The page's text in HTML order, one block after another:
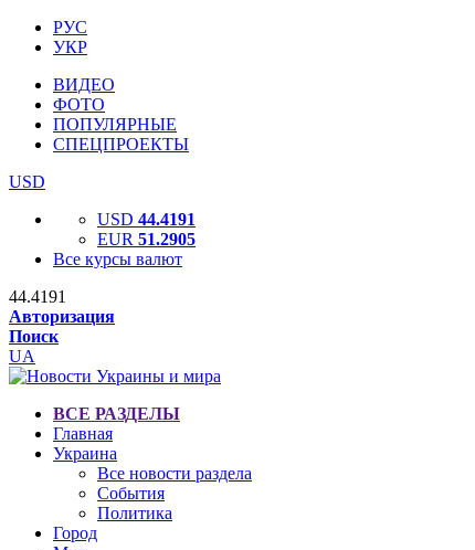
РУС
УКР
ВИДЕО
ФОТО
ПОПУЛЯРНЫЕ
СПЕЦПРОЕКТЫ
USD
USD 44.4191
EUR 51.2905
Все курсы валют
44.4191
Авторизация
Поиск
UA
ВСЕ РАЗДЕЛЫ
Главная
Украина
Все новости раздела
События
Политика
Город